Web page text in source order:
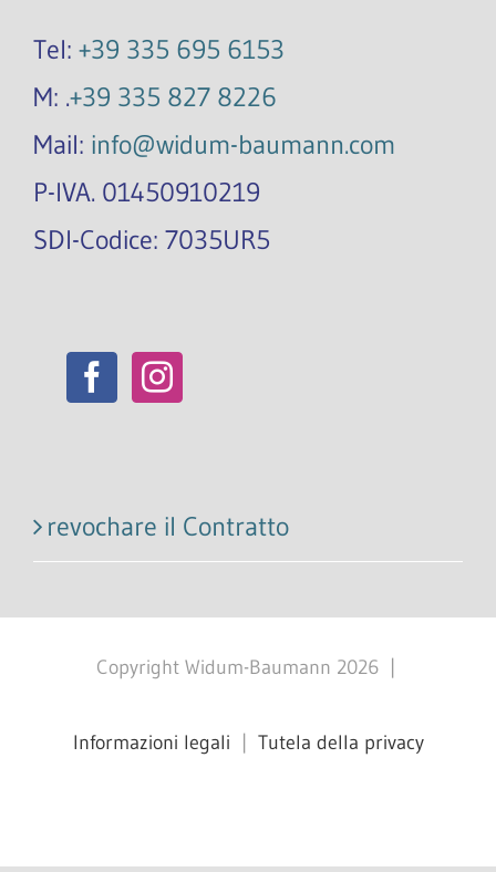
Tel: +39 335 695 6153
M: .+39 335 827 8226
Mail: info@widum-baumann.com
P-IVA. 01450910219
SDI-Codice: 7035UR5
revochare il Contratto
Copyright Widum-Baumann 2026
Informazioni legali Tutela della privacy